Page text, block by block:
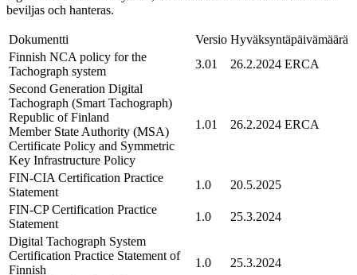
beviljas och hanteras.
Dokumentti Versio Hyväksyntäpäivämäärä
Finnish NCA policy for the
Tachograph system
3.01
26.2.2024 ERCA
Second Generation Digital
Tachograph (Smart Tachograph)
Republic of Finland
Member State Authority (MSA)
Certificate Policy and Symmetric
Key Infrastructure Policy
1.01 26.2.2024 ERCA
FIN-CIA Certification Practice
Statement
1.0
20.5.2025
FIN-CP Certification Practice
Statement
1.0
25.3.2024
Digital Tachograph System
Certification Practice Statement of
Finnish
1.0 25.3.2024